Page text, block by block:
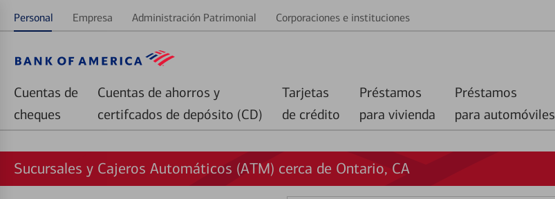
Personal Empresa Administración Patrimonial Corporaciones e instituciones
Cuentas de
cheques
Cuentas de ahorros y
certifcados de depósito (CD)
Tarjetas
de crédito
Préstamos
para vivienda
Préstamos
para automóviles
Sucursales y Cajeros Automáticos (ATM) cerca de Ontario, CA